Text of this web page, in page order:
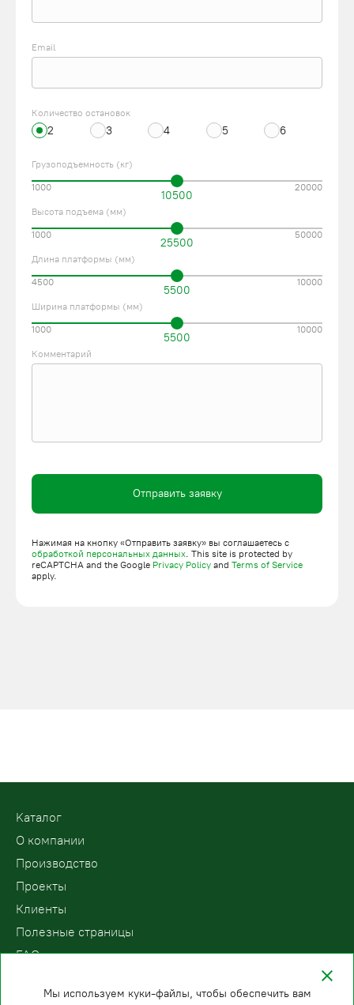
Email
Количество остановок
2 3 4 5 6
Грузоподъемность (кг)
10500
1000 20000
Высота подъема (мм)
25500
1000 50000
Длина платформы (мм)
5500
4500 10000
Ширина платформы (мм)
5500
1000 10000
Комментарий
Отправить заявку
Нажимая на кнопку «Отправить заявку» вы соглашаетесь с
обработкой персональных данных. This site is protected by
reCAPTCHA and the Google Privacy Policy and Terms of Service
apply.
Kаталог
О компании
Производство
Проекты
Клиенты
Полезные страницы
FAQ
Мы используем куки-файлы, чтобы обеспечить вам